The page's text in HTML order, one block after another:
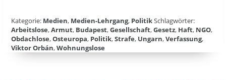
Kategorie: Medien, Medien-Lehrgang, PolitikSchlagwörter:
Arbeitslose,Armut, Budapest,Gesellschaft,Gesetz, Haft, NGO,
Obdachlose,Osteuropa, Politik,Strafe, Ungarn,Verfassung,
Viktor Orbán,Wohnungslose